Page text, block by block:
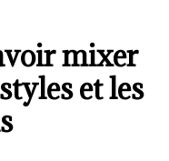
mixer
et les